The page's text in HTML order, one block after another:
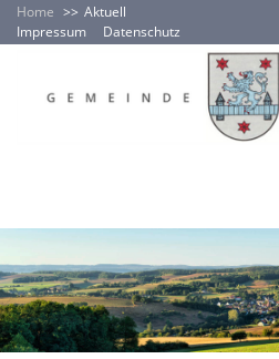
Home
Aktuell
Impressum
Datenschutz